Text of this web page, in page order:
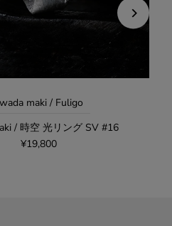
wada maki / Fuligo
/ 時空 光リング SV #16
¥19,800